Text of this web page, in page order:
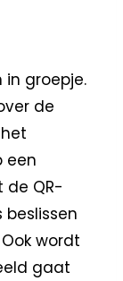
in groepje.
de
een
QR-
beslissen
wordt
gaat